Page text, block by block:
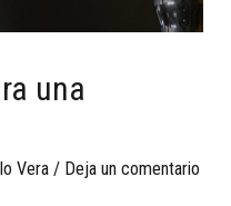
una
Vera / Deja un comentario